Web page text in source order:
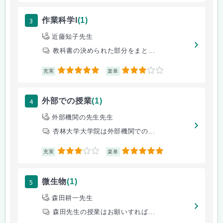
3 作業科学I (1)
近藤知子先生
教科書の決められた部分をまと...
充実 5 楽単 3
4 外部での授業(1)
外部機関の先生先生
杏林大学大学院は外部機関での...
充実 3 楽単 5
5 微生物(1)
森田耕一先生
森田先生の授業はお願いすれば...